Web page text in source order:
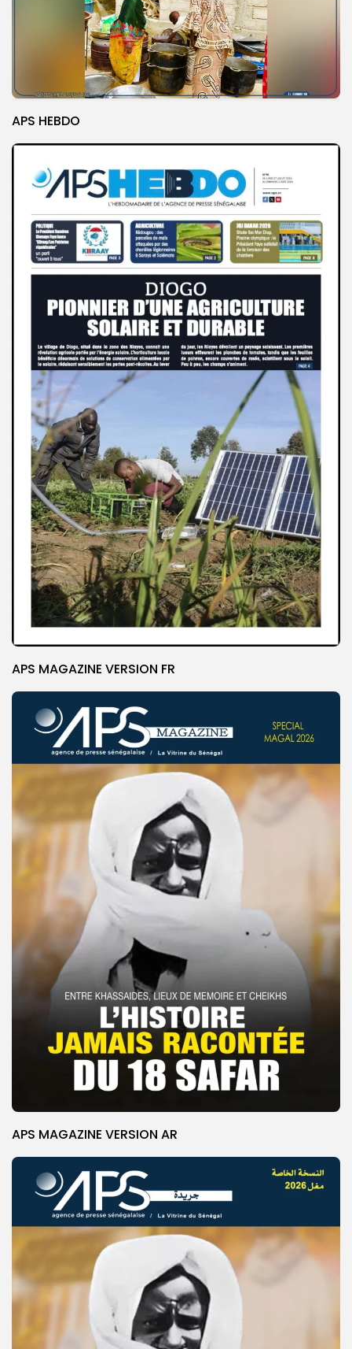
APS HEBDO
APS MAGAZINE VERSION FR
APS MAGAZINE VERSION AR